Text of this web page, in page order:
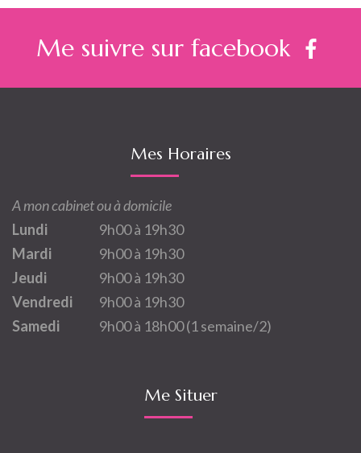
Me suivre sur facebook
Mes Horaires
A mon cabinet ou à domicile
Lundi
9h00 à 19h30
Mardi
9h00 à 19h30
Jeudi
9h00 à 19h30
Vendredi
9h00 à 19h30
Samedi
9h00 à 18h00 (1 semaine/2)
Me Situer